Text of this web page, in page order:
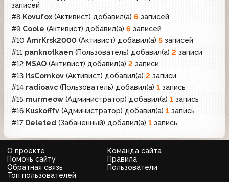
записей
#8 Kovufox (Активист) добавил(а) 6 записей
#9 Coole (Активист) добавил(а) 6 записей
#10 AmrKrsk2000 (Активист) добавил(а) 5 записей
#11 panknotkaen (Пользователь) добавил(а) 2 записи
#12 MSAO (Активист) добавил(а) 2 записи
#13 ItsComkov (Активист) добавил(а) 2 записи
#14 radioavc (Пользователь) добавил(а) 1 запись
#15 murmeow (Администратор) добавил(а) 1 запись
#16 Kuskofffv (Администратор) добавил(а) 1 запись
#17 Deleted (Забаненный) добавил(а) 1 запись
О проекте
Команда сайта
Помочь сайту
Правила
Обратная связь
Пользователи
Топ пользователей